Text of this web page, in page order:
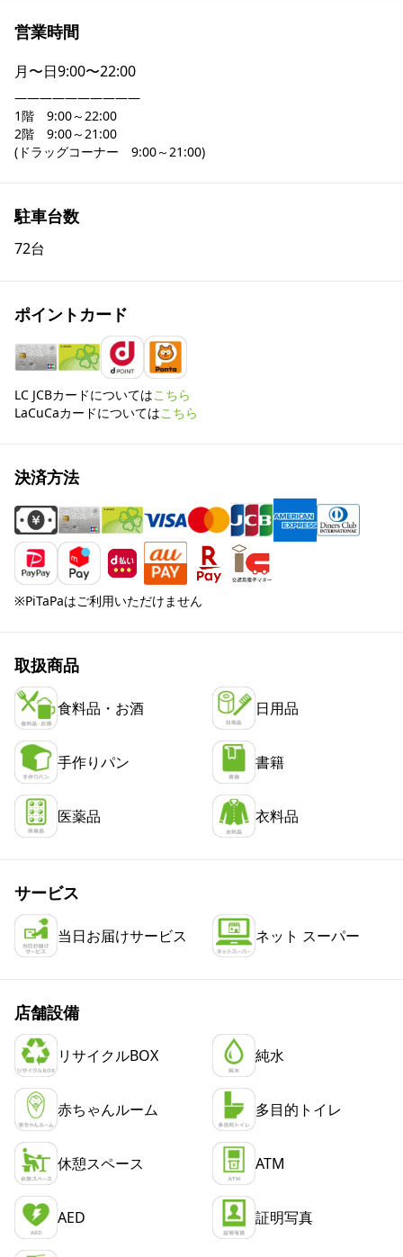
営業時間
月〜日9:00〜22:00
――――――――――
1階　9:00～22:00
2階　9:00～21:00
(ドラッグコーナー　9:00～21:00)
駐車台数
72台
ポイントカード
LC JCBカードについてはこちら
LaCuCaカードについてはこちら
決済方法
※PiTaPaはご利用いただけません
取扱商品
食料品・お酒 日用品
手作りパン 書籍
医薬品 衣料品
サービス
当日お届けサービス ネット スーパー
店舗設備
リサイクルBOX 純水
赤ちゃんルーム 多目的トイレ
休憩スペース ATM
AED 証明写真